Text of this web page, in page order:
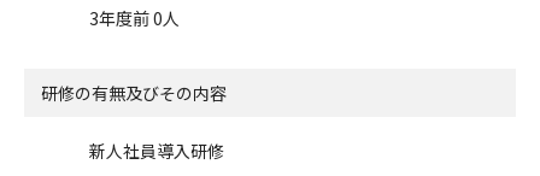
3年度前 0人
研修の有無及びその内容
新人社員導入研修